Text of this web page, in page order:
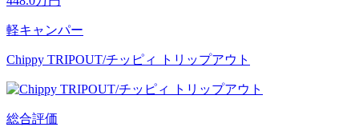
軽キャンパー
Chippy TRIPOUT/チッピィ トリップアウト
総合評価